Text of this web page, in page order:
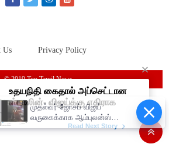
Us Privacy Policy
© 2019 Top Tamil News
முதல்வர் ஜோசப் விஜய்
வருகைக்காக ஆம்புலன்ஸ்
ஒருவழிப்பாதையில் திருப்பி